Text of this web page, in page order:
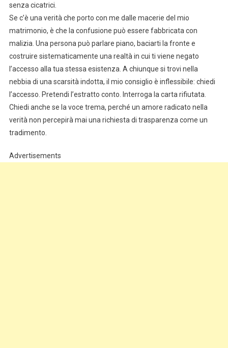
senza cicatrici.
Se c’è una verità che porto con me dalle macerie del mio
matrimonio, è che la confusione può essere fabbricata con
malizia. Una persona può parlare piano, baciarti la fronte e
costruire sistematicamente una realtà in cui ti viene negato
l’accesso alla tua stessa esistenza. A chiunque si trovi nella
nebbia di una scarsità indotta, il mio consiglio è inflessibile: chiedi
l’accesso. Pretendi l’estratto conto. Interroga la carta rifiutata.
Chiedi anche se la voce trema, perché un amore radicato nella
verità non percepirà mai una richiesta di trasparenza come un
tradimento.
Advertisements